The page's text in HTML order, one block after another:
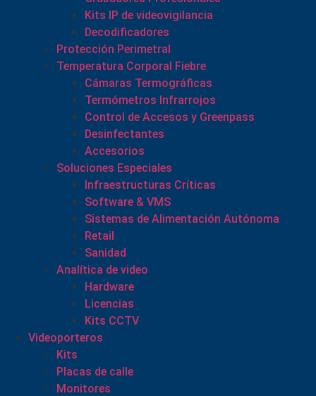
Kits IP de videovigilancia
Decodificadores
Protección Perimetral
Temperatura Corporal Fiebre
Cámaras Termográficas
Termómetros Infrarrojos
Control de Accesos y Greenpass
Desinfectantes
Accesorios
Soluciones Especiales
Infraestructuras Críticas
Software & VMS
Sistemas de Alimentación Autónoma
Retail
Sanidad
Analítica de video
Hardware
Licencias
Kits CCTV
Videoporteros
Kits
Placas de calle
Monitores